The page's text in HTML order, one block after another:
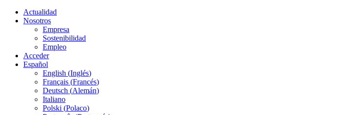
Actualidad
Nosotros
Empresa
Sostenibilidad
Empleo
Acceder
Español
English (Inglés)
Français (Francés)
Deutsch (Alemán)
Italiano
Polski (Polaco)